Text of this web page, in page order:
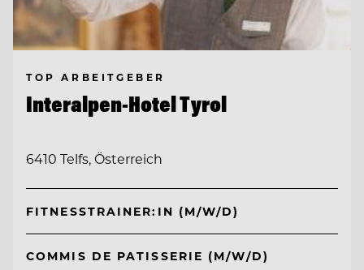
TOP ARBEITGEBER
Interalpen-Hotel Tyrol
6410 Telfs, Österreich
FITNESSTRAINER:IN (M/W/D)
COMMIS DE PATISSERIE (M/W/D)